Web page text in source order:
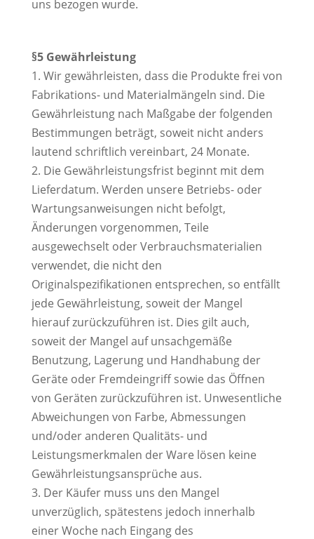
uns bezogen wurde.
§5 Gewährleistung
1. Wir gewährleisten, dass die Produkte frei von
Fabrikations- und Materialmängeln sind. Die
Gewährleistung nach Maßgabe der folgenden
Bestimmungen beträgt, soweit nicht anders
lautend schriftlich vereinbart, 24 Monate.
2. Die Gewährleistungsfrist beginnt mit dem
Lieferdatum. Werden unsere Betriebs- oder
Wartungsanweisungen nicht befolgt,
Änderungen vorgenommen, Teile
ausgewechselt oder Verbrauchsmaterialien
verwendet, die nicht den
Originalspezifikationen entsprechen, so entfällt
jede Gewährleistung, soweit der Mangel
hierauf zurückzuführen ist. Dies gilt auch,
soweit der Mangel auf unsachgemäße
Benutzung, Lagerung und Handhabung der
Geräte oder Fremdeingriff sowie das Öffnen
von Geräten zurückzuführen ist. Unwesentliche
Abweichungen von Farbe, Abmessungen
und/oder anderen Qualitäts- und
Leistungsmerkmalen der Ware lösen keine
Gewährleistungsansprüche aus.
3. Der Käufer muss uns den Mangel
unverzüglich, spätestens jedoch innerhalb
einer Woche nach Eingang des